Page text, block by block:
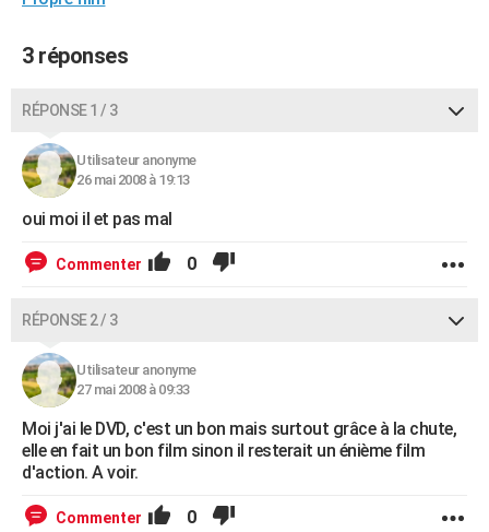
GUIDES D'ACHAT
BONS PLANS
CARTE DE VOEUX
Carte de Noël
Carte Bonne année
Carte Saint-Valentin
Carte Pâques
Carte d'anniversaire
DICTIONNAIRE
PROGRAMME TV
S'inscrire
Se connecter
Lycées
Collèges
Primaires
Universités
Entreprises
Service militaire
Avis de recherche
FORUM
Bricolage
Lifestyle
Culture
SportAuto
Television
Voyage
Cinema
3 réponses
RÉPONSE 1 / 3
Utilisateur anonyme
26 mai 2008 à 19:13
oui moi il et pas mal
Commenter 0
RÉPONSE 2 / 3
Utilisateur anonyme
27 mai 2008 à 09:33
Moi j'ai le DVD, c'est un bon mais surtout grâce à la chute,
elle en fait un bon film sinon il resterait un énième film
d'action. A voir.
Commenter 0